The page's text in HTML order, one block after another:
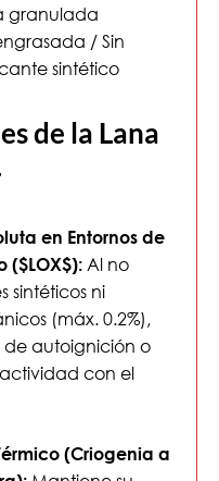
granulada
/ Sin
sintético
de la Lana
en Entornos de
($LOX$): Al no
sintéticos ni
(máx. 0.2%),
de autoignición o
con el
(Criogenia a